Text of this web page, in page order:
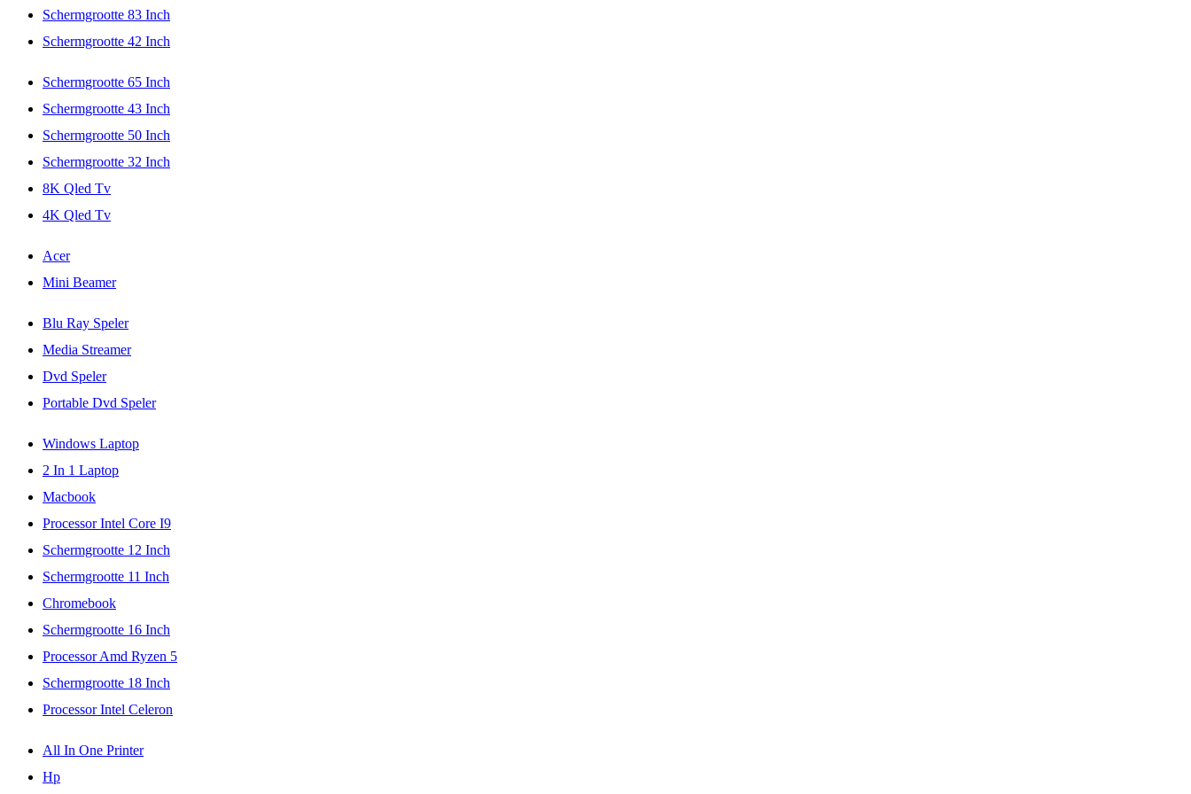
Schermgrootte 83 Inch
Schermgrootte 42 Inch
Schermgrootte 65 Inch
Schermgrootte 43 Inch
Schermgrootte 50 Inch
Schermgrootte 32 Inch
8K Qled Tv
4K Qled Tv
Acer
Mini Beamer
Blu Ray Speler
Media Streamer
Dvd Speler
Portable Dvd Speler
Windows Laptop
2 In 1 Laptop
Macbook
Processor Intel Core I9
Schermgrootte 12 Inch
Schermgrootte 11 Inch
Chromebook
Schermgrootte 16 Inch
Processor Amd Ryzen 5
Schermgrootte 18 Inch
Processor Intel Celeron
All In One Printer
Hp